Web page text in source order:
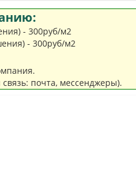
- 300руб/м2
- 300руб/м2
почта, мессенджеры).